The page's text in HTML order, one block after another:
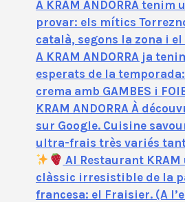
A KRAM ANDORRA tenim
provar: els mítics
català, segons la zona i
A KRAM ANDORRA ja
esperats de la temporada:
crema amb GAMBES i
KRAM ANDORRA À
sur Google. Cuisine
ultra-frais très variés
Al Restaurant
clàssic irresistible de la
francesa: el Fraisier. (A